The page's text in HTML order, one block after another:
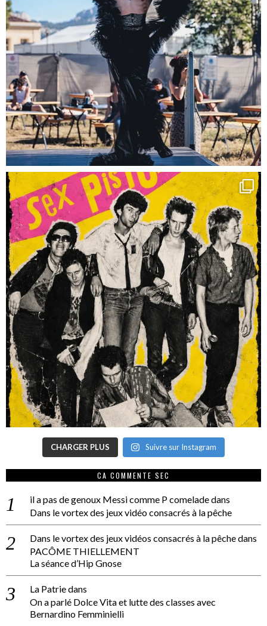
CHARGER PLUS Suivre sur Instagram
CA COMMENTE SEC
il a pas de genoux Messi comme P comeladedans
Dans le vortex des jeux vidéo consacrés à la pêche
Dans le vortex des jeux vidéos consacrés à la pêchedans
PACÔME THIELLEMENT
La séance d’Hip Gnose
La Patriedans
On a parlé Dolce Vita et lutte des classes avec
Bernardino Femminielli